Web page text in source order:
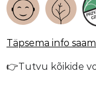
Täpsema info
👉Tutvu kõikide